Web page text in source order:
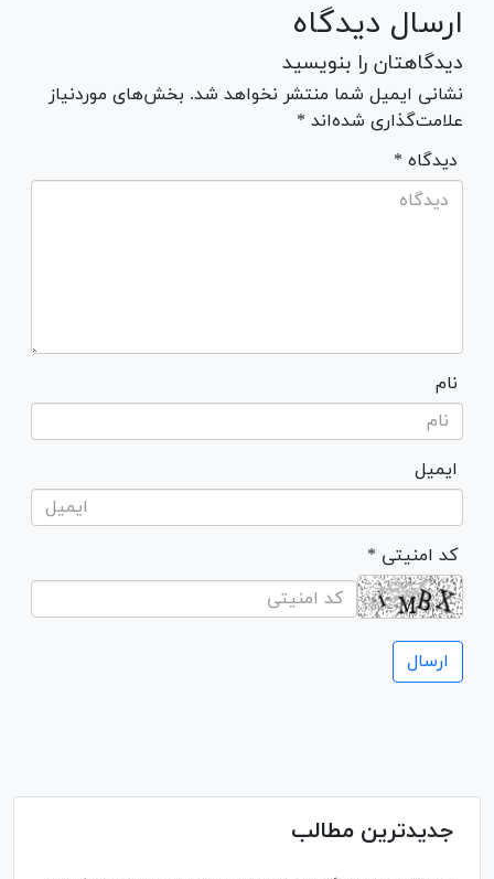
ارسال دیدگاه
دیدگاهتان را بنویسید
نشانی ایمیل شما منتشر نخواهد شد. بخش‌های موردنیاز
علامت‌گذاری شده‌اند *
* دیدگاه
نام
ایمیل
* کد امنیتی
جدیدترین مطالب